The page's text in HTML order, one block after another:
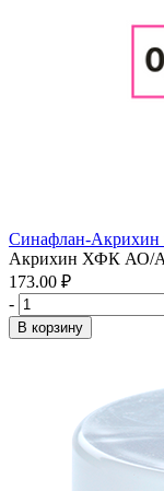
Синафлан-Акрихин
Акрихин ХФК АО/
173.00 ₽
-
В корзину